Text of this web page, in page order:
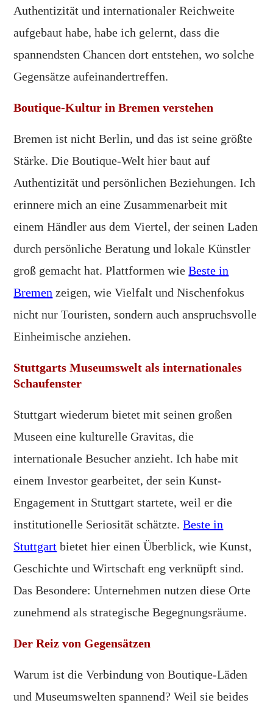
Authentizität und internationaler Reichweite
aufgebaut habe, habe ich gelernt, dass die
spannendsten Chancen dort entstehen, wo solche
Gegensätze aufeinandertreffen.
Boutique-Kultur in Bremen verstehen
Bremen ist nicht Berlin, und das ist seine größte
Stärke. Die Boutique-Welt hier baut auf
Authentizität und persönlichen Beziehungen. Ich
erinnere mich an eine Zusammenarbeit mit
einem Händler aus dem Viertel, der seinen Laden
durch persönliche Beratung und lokale Künstler
groß gemacht hat. Plattformen wieBeste in
Bremen zeigen, wie Vielfalt und Nischenfokus
nicht nur Touristen, sondern auch anspruchsvolle
Einheimische anziehen.
Stuttgarts Museumswelt als internationales
Schaufenster
Stuttgart wiederum bietet mit seinen großen
Museen eine kulturelle Gravitas, die
internationale Besucher anzieht. Ich habe mit
einem Investor gearbeitet, der sein Kunst-
Engagement in Stuttgart startete, weil er die
institutionelle Seriosität schätzte.Beste in
Stuttgart bietet hier einen Überblick, wie Kunst,
Geschichte und Wirtschaft eng verknüpft sind.
Das Besondere: Unternehmen nutzen diese Orte
zunehmend als strategische Begegnungsräume.
Der Reiz von Gegensätzen
Warum ist die Verbindung von Boutique-Läden
und Museumswelten spannend? Weil sie beides